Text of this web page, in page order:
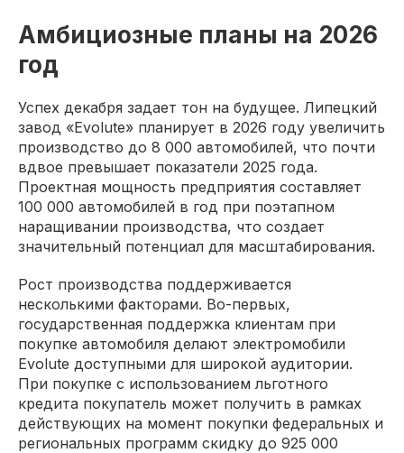
Амбициозные планы на 2026
год
Успех декабря задает тон на будущее. Липецкий
завод «Evolute» планирует в 2026 году увеличить
производство до 8 000 автомобилей, что почти
вдвое превышает показатели 2025 года.
Проектная мощность предприятия составляет
100 000 автомобилей в год при поэтапном
наращивании производства, что создает
значительный потенциал для масштабирования.
Рост производства поддерживается
несколькими факторами. Во-первых,
государственная поддержка клиентам при
покупке автомобиля делают электромобили
Evolute доступными для широкой аудитории.
При покупке с использованием льготного
кредита покупатель может получить в рамках
действующих на момент покупки федеральных и
региональных программ скидку до 925 000